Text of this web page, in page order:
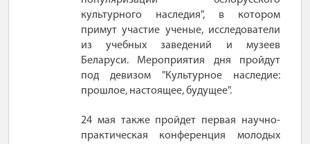
культурного наследия", в котором
примут участие ученые, исследователи
из учебных заведений и музеев
Беларуси. Мероприятия дня пройдут
под девизом "Культурное наследие:
прошлое, настоящее, будущее".
24 мая также пройдет первая научно-
практическая конференция молодых